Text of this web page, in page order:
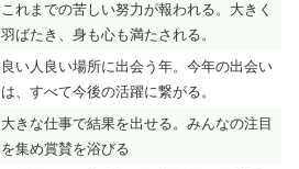
これまでの苦しい努力が報われる。大きく
羽ばたき、身も心も満たされる。
良い人良い場所に出会う年。今年の出会い
は、すべて今後の活躍に繋がる。
大きな仕事で結果を出せる。みんなの注目
を集め賞賛を浴びる